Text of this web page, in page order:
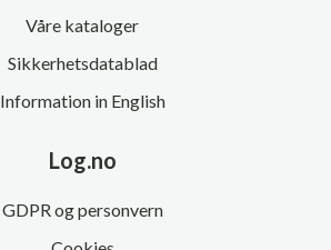
Våre kataloger
Sikkerhetsdatablad
Information in English
Log.no
GDPR og personvern